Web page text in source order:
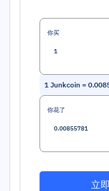
你买
1 Junkcoin =
你花了
立